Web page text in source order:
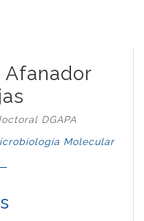
Afanador
DGAPA
Molecular